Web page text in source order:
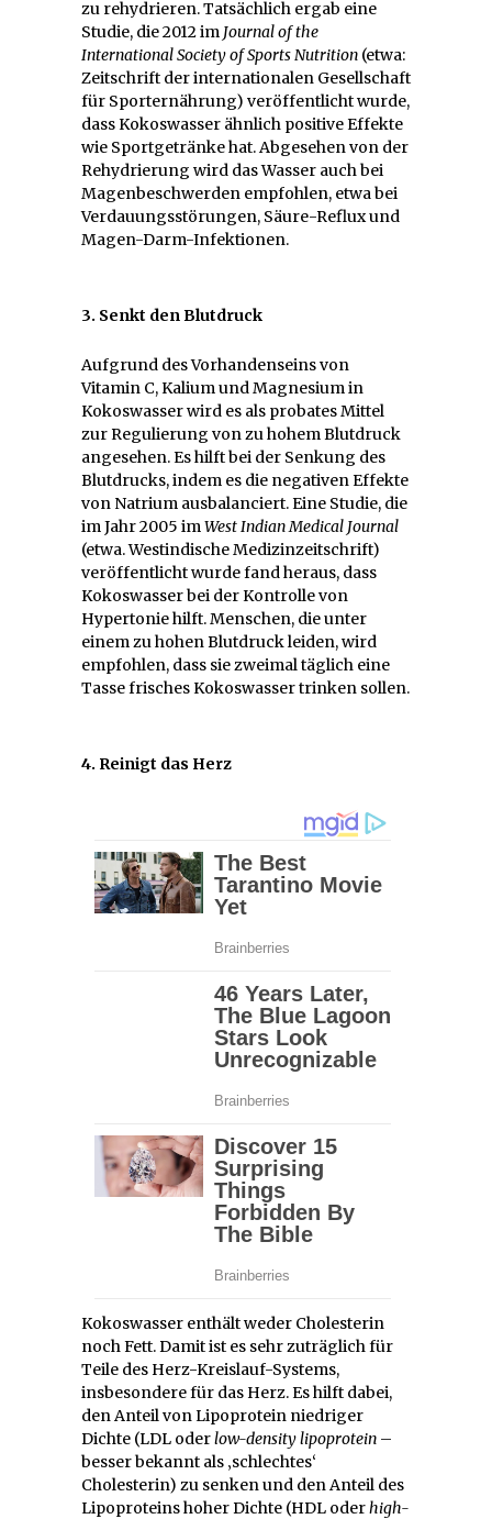
zu rehydrieren. Tatsächlich ergab eine
Studie, die 2012 im Journal of the
International Society of Sports Nutrition (etwa:
Zeitschrift der internationalen Gesellschaft
für Sporternährung) veröffentlicht wurde,
dass Kokoswasser ähnlich positive Effekte
wie Sportgetränke hat. Abgesehen von der
Rehydrierung wird das Wasser auch bei
Magenbeschwerden empfohlen, etwa bei
Verdauungsstörungen, Säure-Reflux und
Magen-Darm-Infektionen.
3. Senkt den Blutdruck
Aufgrund des Vorhandenseins von
Vitamin C, Kalium und Magnesium in
Kokoswasser wird es als probates Mittel
zur Regulierung von zu hohem Blutdruck
angesehen. Es hilft bei der Senkung des
Blutdrucks, indem es die negativen Effekte
von Natrium ausbalanciert. Eine Studie, die
im Jahr 2005 imWest Indian Medical Journal
(etwa. Westindische Medizinzeitschrift)
veröffentlicht wurde fand heraus, dass
Kokoswasser bei der Kontrolle von
Hypertonie hilft. Menschen, die unter
einem zu hohen Blutdruck leiden, wird
empfohlen, dass sie zweimal täglich eine
Tasse frisches Kokoswasser trinken sollen.
4. Reinigt das Herz
Kokoswasser enthält weder Cholesterin
noch Fett. Damit ist es sehr zuträglich für
Teile des Herz-Kreislauf-Systems,
insbesondere für das Herz. Es hilft dabei,
den Anteil von Lipoprotein niedriger
Dichte (LDL oderlow-density lipoprotein –
besser bekannt als ‚schlechtes‘
Cholesterin) zu senken und den Anteil des
Lipoproteins hoher Dichte (HDL oderhigh-